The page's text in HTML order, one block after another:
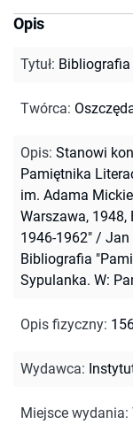
Opis
Tytuł:
Twórca:
Opis: Stanowi
Pamiętnika
im. Adama
Warszawa,
1946-1962" / Jan
Bibliografia
Sypulanka. W:
Opis fizyczny:
Wydawca:
Miejsce wydania: